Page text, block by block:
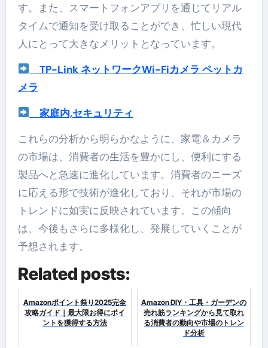
す。また、スマートフォンアプリを通じてリアル
タイムで通知を受け取ることができ、忙しい現代
人にとって大きなメリットとなっています。
TP-Link ネットワークWi-Fiカメラ ペットカ
メラ
家庭内,セキュリティ
これらの分析から明らかなように、家電＆カメラ
の市場は、消費者の生活を豊かにし、便利にする
製品へと急速に進化しています。消費者のニーズ
に応える形で技術が進化しており、それが市場の
トレンドに如実に反映されています。この傾向
は、今後もさらに多様化し、発展していくことが
予想されます。
Related posts:
Amazonポイント祭り2025完全
攻略ガイド｜最大限お得にポイ
ントを獲得する方法
Amazon DIY・工具・ガーデンの
売れ筋ランキングから見て取れ
る消費者の動向や市場のトレン
ド分析